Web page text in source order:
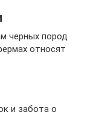
черных пород
относят
и забота о